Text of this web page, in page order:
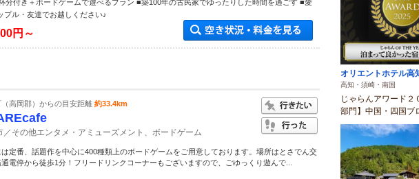
分付き＋ボードゲームで遊べるプラン ■築100年の古民家でゆったりした時間を過ごす ■愛
プル・友達でお越しください♪
円～
空き状況・料金を見る
高岡郡）からの目安距離 約33.4km
／その他エンタメ・アミューズメント、ボードゲーム
は定番、話題作を中心に400種類上のボードゲームをご用意しております。場所はとさでん交
電停から徒歩1分！フリードリンクコーナーもございますので、ごゆっくり遊んで...
オリエントホテル高
高知・須崎・南国
じゃらんアワード２
部門】中国・四国ブ